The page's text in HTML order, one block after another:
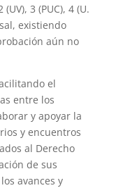
3 (PUC), 4 (U.
existiendo
aún no
el
entre los
y apoyar la
y encuentros
al Derecho
de sus
avances y